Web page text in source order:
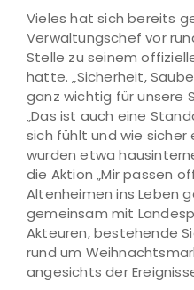
Vieles hat sich bereits
Verwaltungschef vor
Stelle zu seinem
hatte. „Sicherheit,
ganz wichtig für unsere
„Das ist auch eine
sich fühlt und wie sicher
wurden etwa
die Aktion „Mir passen
Altenheimen ins Leben
gemeinsam mit
Akteuren, bestehende
rund um
angesichts der